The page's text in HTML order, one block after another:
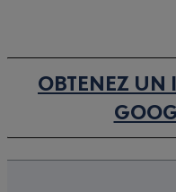
OBTENEZ UN